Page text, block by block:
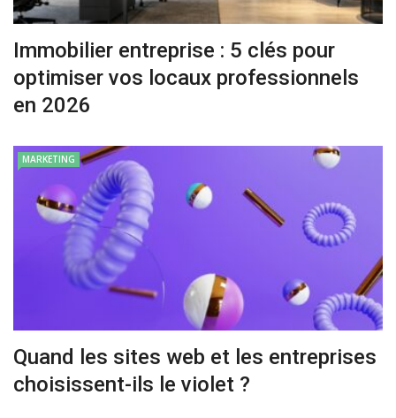
Immobilier entreprise : 5 clés pour
optimiser vos locaux professionnels
en 2026
MARKETING
Quand les sites web et les entreprises
choisissent-ils le violet ?